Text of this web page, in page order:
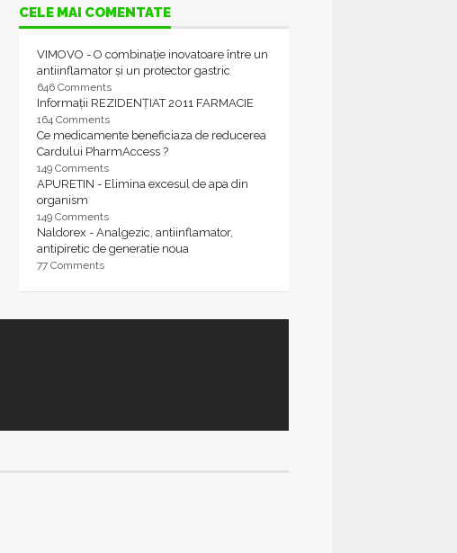
CELE MAI COMENTATE
VIMOVO - O combinație inovatoare între un
antiinflamator și un protector gastric
646 Comments
Informații REZIDENȚIAT 2011 FARMACIE
164 Comments
Ce medicamente beneficiaza de reducerea
Cardului PharmAccess ?
149 Comments
APURETIN - Elimina excesul de apa din
organism
149 Comments
Naldorex - Analgezic, antiinflamator,
antipiretic de generatie noua
77 Comments